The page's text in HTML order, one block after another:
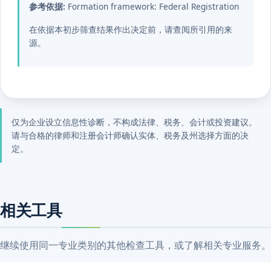
参考依据: Formation framework: Federal Registration
在依据本初步筛查结果作出决定前，请查阅所引用的来
源。
仅为企业设立信息性诊断，不构成法律、税务、会计或投资建议。
请与合格的律师和注册会计师确认实体、税务及州选择方面的决
定。
相关工具
继续使用同一专业类别的其他检查工具，或了解相关专业服务。